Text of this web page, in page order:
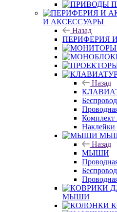
И АКСЕССУАРЫ
Назад
ПЕРИФЕРИЯ
Назад
Комплект
Наклейки
Назад
МЫШИ
МЫШИ